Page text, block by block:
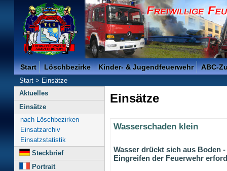
Freiwillige Feuerwehr der Kreisstadt Saarlouis -
Start Löschbezirke Kinder- & Jugendfeuerwehr ABC-
Start>Einsätze
Aktuelles
Einsätze
nach Löschbezirken
Einsatzarchiv
Einsatzstatistik
Steckbrief
Portrait
Einsätze
Wasserschaden klein
Wasser drückt sich aus Boden
Eingreifen der Feuerwehr